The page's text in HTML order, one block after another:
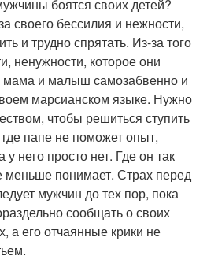
боятся своих детей?
своего бессилия и нежности,
и трудно спрятать. Из-за того
ненужности, которое они
мама и малыш самозабвенно и
марсианском языке. Нужно
чтобы решиться ступить
папе не поможет опыт,
у него просто нет. Где он так
понимает. Страх перед
мужчин до тех пор, пока
сообщать о своих
а его отчаянные крики не